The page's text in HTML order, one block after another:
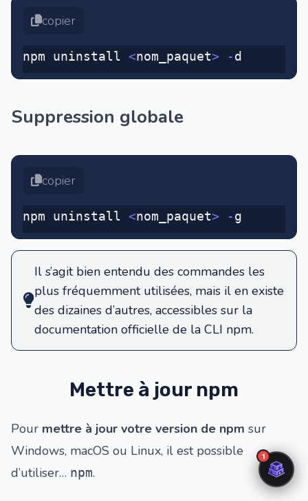
copier
npm uninstall <nom_paquet> -d
Suppression globale
copier
npm uninstall <nom_paquet> -g
Il s’agit bien entendu des commandes les
plus fréquemment utilisées, mais il en existe
des dizaines d’autres, accessibles sur la
documentation officielle de la CLI npm.
Mettre à jour npm
Pour mettre à jour votre version de npm sur
Windows, macOS ou Linux, il est possible
d’utiliser… npm.